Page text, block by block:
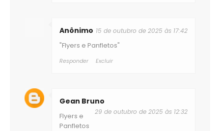
Anônimo 15 de outubro de 2025 às 17:42
"Flyers e Panfletos"
Responder Excluir
Gean Bruno
29 de outubro de 2025 às 12:32
Flyers e
Panfletos